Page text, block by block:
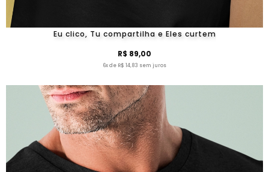
Eu clico, Tu compartilha e Eles curtem
R$ 89,00
6x de R$ 14,83 sem juros